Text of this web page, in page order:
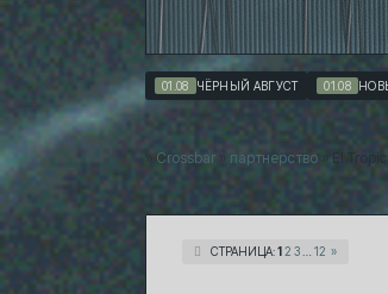
01.08 ЧЁРНЫЙ АВГУСТ 01.08
» Crossbar партнерство El
СТРАНИЦА:1 2 3 12 »